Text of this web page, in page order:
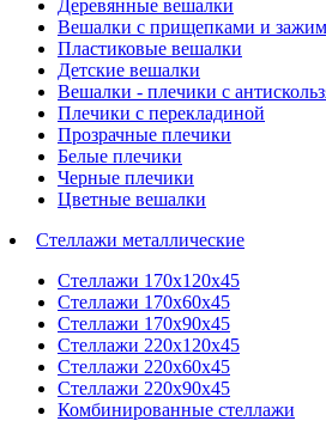
Деревянные вешалки
Вешалки с прищепками и
Пластиковые вешалки
Детские вешалки
Вешалки - плечики с
Плечики с перекладиной
Прозрачные плечики
Белые плечики
Черные плечики
Цветные вешалки
Стеллажи металлические
Стеллажи 170х120х45
Стеллажи 170х60х45
Стеллажи 170х90х45
Стеллажи 220х120х45
Стеллажи 220х60х45
Стеллажи 220х90х45
Комбинированные стеллажи